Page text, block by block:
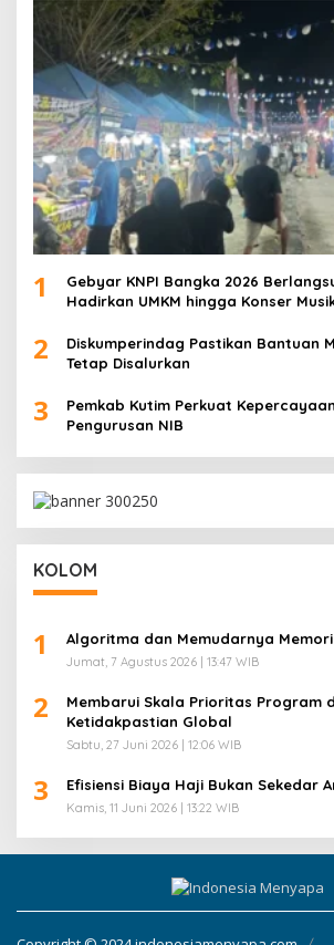
1
Gebyar KNPI Bangka 2026
Hadirkan UMKM hingga Konser
2
Diskumperindag Pastikan Bantuan
Tetap Disalurkan
3
Pemkab Kutim Perkuat
Pengurusan NIB
KOLOM
1 Algoritma dan Memudarnya
Jumat, 7 Agustus 2026 | 13:47 WIB
2
Membarui Skala Prioritas Program
Ketidakpastian Global
Sabtu, 27 Juni 2026 | 12:06 WIB
3 Efisiensi Biaya Haji Bukan Sekedar
Kamis, 11 Juni 2026 | 13:22 WIB